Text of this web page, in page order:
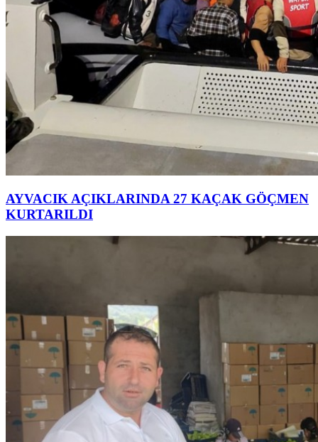
AYVACIK AÇIKLARINDA 27 KAÇAK GÖÇMEN
KURTARILDI